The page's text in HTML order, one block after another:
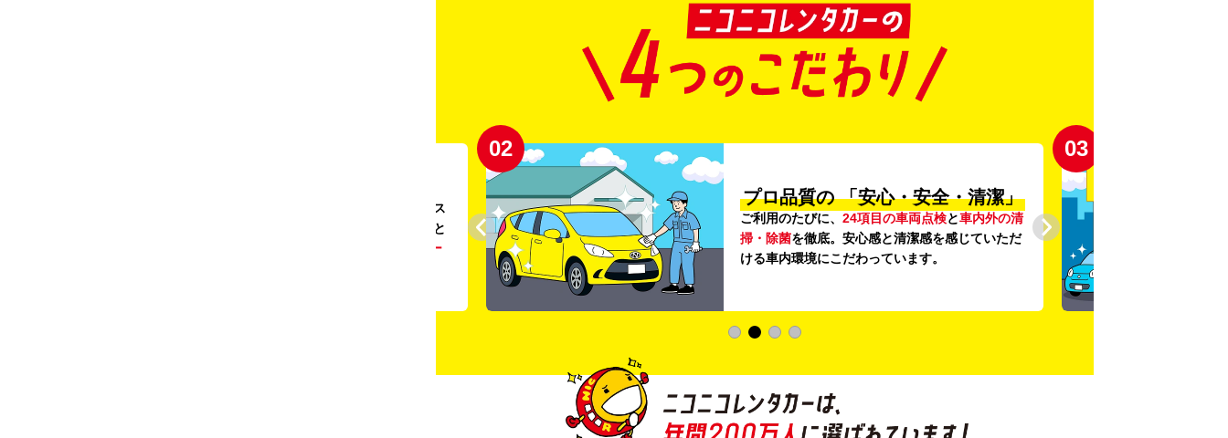
。ガソリンス
タンドや整備工場の既存インフラを活用すること
リー
02
プロ品質の 「安心・安全・清潔」
ご利用のたびに、 24項目の車両点検と車内外の清
掃・除菌を徹底。安心感と清潔感を感じていただ
ける車内環境にこだわっています。
03